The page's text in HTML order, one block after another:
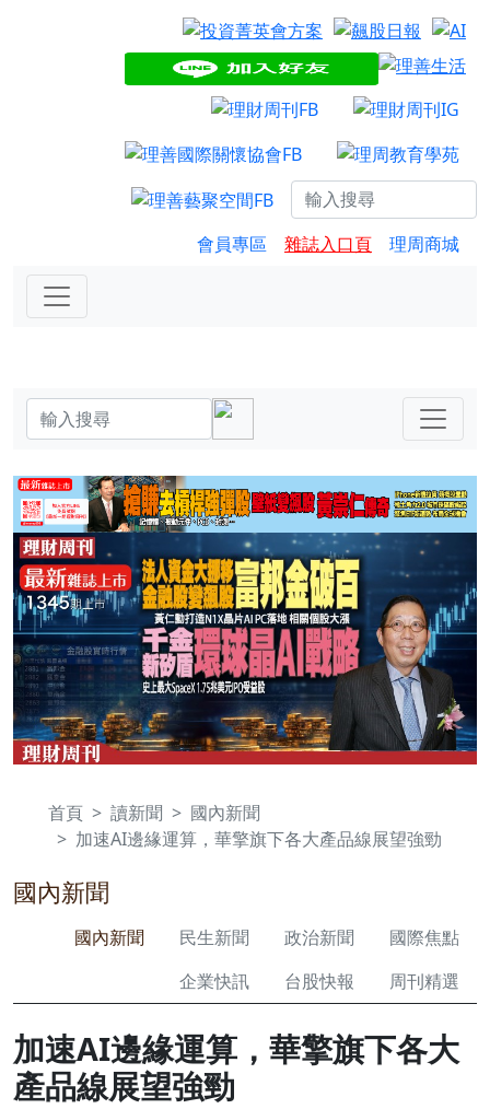
會員專區 雜誌入口頁 理周商城
首頁 讀新聞
國內新聞
加速AI邊緣運算，華擎旗下各大產品線展望強勁
國內新聞
國內新聞 民生新聞 政治新聞
國際焦點
企業快訊
台股快報 周刊精選
加速AI邊緣運算，華擎旗下各大
產品線展望強勁